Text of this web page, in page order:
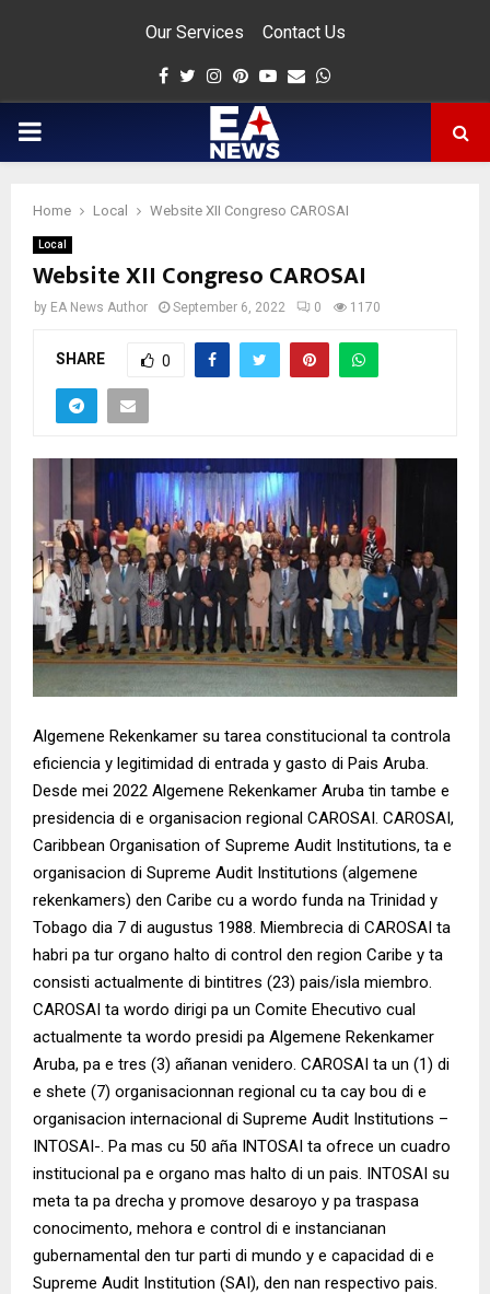
Our Services Contact Us
Facebook
Twitter
Instagram
Pinterest
Youtube
Email
PRIMARY
Home Local Website XII Congreso CAROSAI
Local
Website XII Congreso CAROSAI
by EA News Author September 6, 2022 0 1170
SHARE 0
Algemene Rekenkamer su tarea constitucional ta controla
eficiencia y legitimidad di entrada y gasto di Pais Aruba.
Desde mei 2022 Algemene Rekenkamer Aruba tin tambe e
presidencia di e organisacion regional CAROSAI. CAROSAI,
Caribbean Organisation of Supreme Audit Institutions, ta e
organisacion di Supreme Audit Institutions (algemene
rekenkamers) den Caribe cu a wordo funda na Trinidad y
Tobago dia 7 di augustus 1988. Miembrecia di CAROSAI ta
habri pa tur organo halto di control den region Caribe y ta
consisti actualmente di bintitres (23) pais/isla miembro.
CAROSAI ta wordo dirigi pa un Comite Ehecutivo cual
actualmente ta wordo presidi pa Algemene Rekenkamer
Aruba, pa e tres (3) añanan venidero. CAROSAI ta un (1) di
e shete (7) organisacionnan regional cu ta cay bou di e
organisacion internacional di Supreme Audit Institutions –
INTOSAI-. Pa mas cu 50 aña INTOSAI ta ofrece un cuadro
institucional pa e organo mas halto di un pais. INTOSAI su
meta ta pa drecha y promove desaroyo y pa traspasa
conocimento, mehora e control di e instancianan
gubernamental den tur parti di mundo y e capacidad di e
Supreme Audit Institution (SAI), den nan respectivo pais.